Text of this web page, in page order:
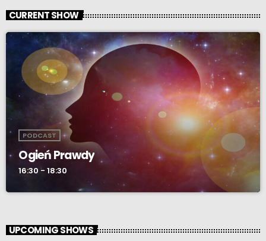
CURRENT SHOW
PODCAST
Ogień Prawdy
16:30 - 18:30
UPCOMING SHOWS